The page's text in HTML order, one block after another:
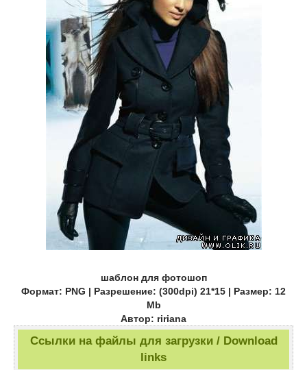
шаблон для фотошоп
Формат: PNG | Разрешение: (300dpi) 21*15 | Размер: 12
Мb
Автор: ririana
Ссылки на файлы для загрузки / Download
links